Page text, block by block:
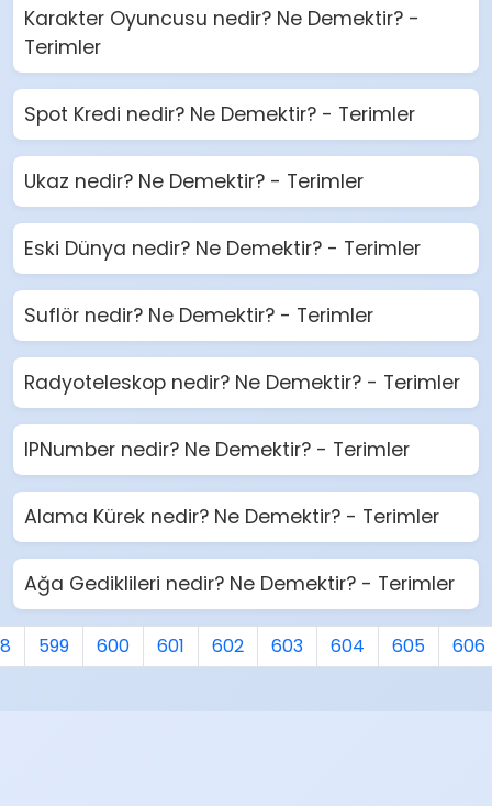
Karakter Oyuncusu nedir? Ne Demektir? -
Terimler
Spot Kredi nedir? Ne Demektir? - Terimler
Ukaz nedir? Ne Demektir? - Terimler
Eski Dünya nedir? Ne Demektir? - Terimler
Suflör nedir? Ne Demektir? - Terimler
Radyoteleskop nedir? Ne Demektir? - Terimler
IPNumber nedir? Ne Demektir? - Terimler
Alama Kürek nedir? Ne Demektir? - Terimler
Ağa Gediklileri nedir? Ne Demektir? - Terimler
599 600 601 602 603 604 605 606